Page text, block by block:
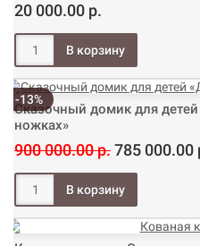
20 000.00 р.
-13%
Сказочный домик для
ножках»
900 000.00 р.785 000.00